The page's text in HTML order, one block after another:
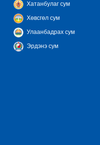
Хатанбулаг сум
Хөвсгөл сум
Улаанбадрах сум
Эрдэнэ сум